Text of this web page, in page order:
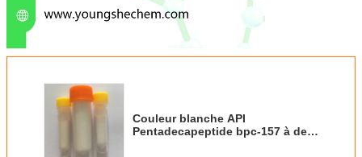
Couleur blanche API
Pentadecapeptide bpc-157 à des